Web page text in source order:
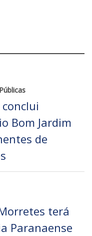
Bom Jardim
de
terá
Paranaense